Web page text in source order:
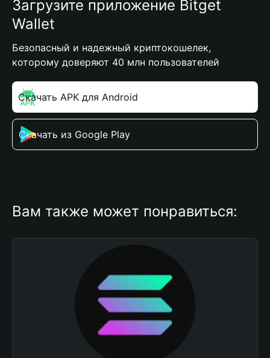
Загрузите приложение Bitget
Wallet
Безопасный и надежный криптокошелек,
которому доверяют 40 млн пользователей
Скачать APK для Android
Скачать из Google Play
Вам также может понравиться: